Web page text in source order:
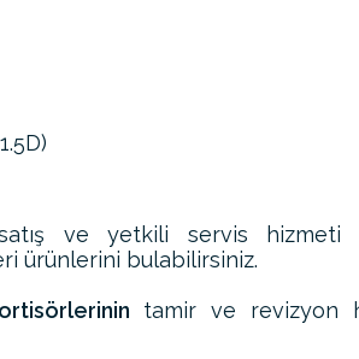
ve yetkili servis hizmeti
ürünlerini bulabilirsiniz.
tamir ve revizyon